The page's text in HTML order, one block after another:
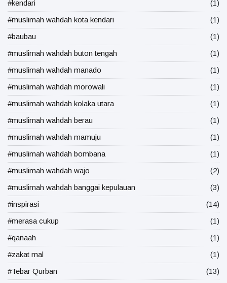
#kendari
(1)
#muslimah wahdah kota kendari
(1)
#baubau
(1)
#muslimah wahdah buton tengah
(1)
#muslimah wahdah manado
(1)
#muslimah wahdah morowali
(1)
#muslimah wahdah kolaka utara
(1)
#muslimah wahdah berau
(1)
#muslimah wahdah mamuju
(1)
#muslimah wahdah bombana
(1)
#muslimah wahdah wajo
(2)
#muslimah wahdah banggai kepulauan
(3)
#inspirasi
(14)
#merasa cukup
(1)
#qanaah
(1)
#zakat mal
(1)
#Tebar Qurban
(13)